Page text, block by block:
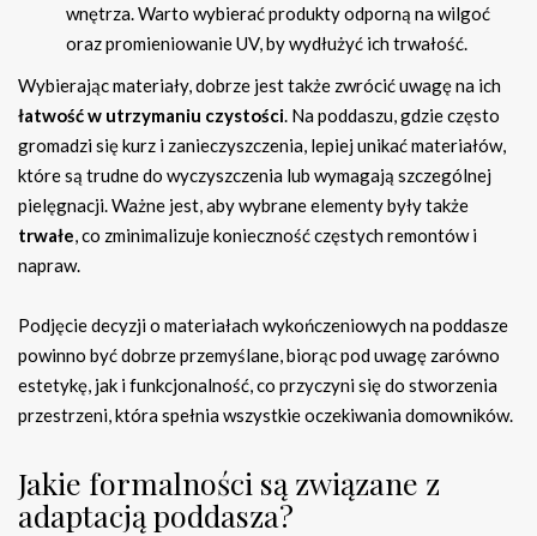
wnętrza. Warto wybierać produkty odporną na wilgoć
oraz promieniowanie UV, by wydłużyć ich trwałość.
Wybierając materiały, dobrze jest także zwrócić uwagę na ich
łatwość w utrzymaniu czystości. Na poddaszu, gdzie często
gromadzi się kurz i zanieczyszczenia, lepiej unikać materiałów,
które są trudne do wyczyszczenia lub wymagają szczególnej
pielęgnacji. Ważne jest, aby wybrane elementy były także
trwałe, co zminimalizuje konieczność częstych remontów i
napraw.
Podjęcie decyzji o materiałach wykończeniowych na poddasze
powinno być dobrze przemyślane, biorąc pod uwagę zarówno
estetykę, jak i funkcjonalność, co przyczyni się do stworzenia
przestrzeni, która spełnia wszystkie oczekiwania domowników.
Jakie formalności są związane z
adaptacją poddasza?